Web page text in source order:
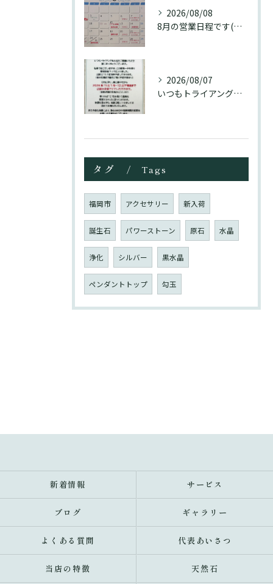
2026/08/08
8月の営業日程です(訂正分)☺️
2026/08/07
いつもトライアングル大名をご愛顧頂き誠にありがとうございます...
タグ Tags
福岡市 アクセサリー 新入荷
誕生石 パワーストーン 原石 水晶
浄化 シルバー 黒水晶
ペンダントトップ 勾玉
新着情報 サービス
ブログ ギャラリー
よくある質問 代表あいさつ
当店の特徴 天然石